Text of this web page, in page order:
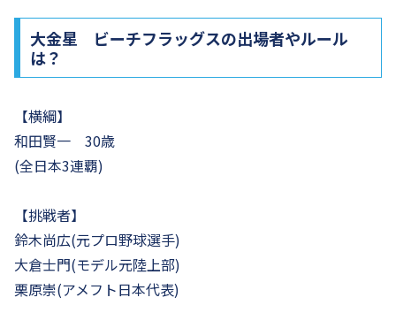
大金星 ビーチフラッグスの出場者やルール
は？
【横綱】
和田賢一 30歳
(全日本3連覇)
【挑戦者】
鈴木尚広(元プロ野球選手)
大倉士門(モデル元陸上部)
栗原崇(アメフト日本代表)